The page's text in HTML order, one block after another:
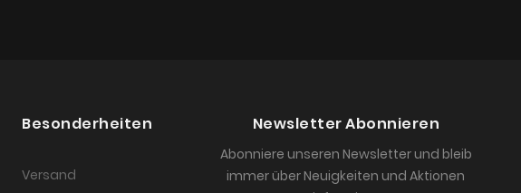
Besonderheiten
Versand
Newsletter Abonnieren
Abonniere unseren Newsletter und bleib
immer über Neuigkeiten und Aktionen